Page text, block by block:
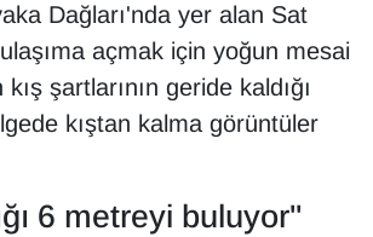
Dağları'nda yer alan Sat
açmak için yoğun mesai
şartlarının geride kaldığı
kıştan kalma görüntüler
6 metreyi buluyor"